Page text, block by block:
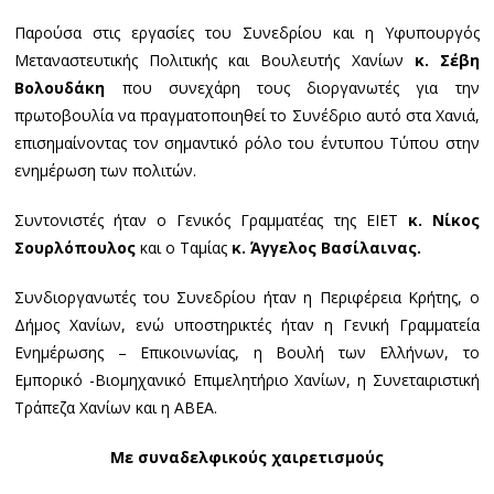
Παρούσα στις εργασίες του Συνεδρίου και η Υφυπουργός
Μεταναστευτικής Πολιτικής και Βουλευτής Χανίων κ. Σέβη
Βολουδάκη που συνεχάρη τους διοργανωτές για την
πρωτοβουλία να πραγματοποιηθεί το Συνέδριο αυτό στα Χανιά,
επισημαίνοντας τον σημαντικό ρόλο του έντυπου Τύπου στην
ενημέρωση των πολιτών.
Συντονιστές ήταν ο Γενικός Γραμματέας της ΕΙΕΤ κ. Νίκος
Σουρλόπουλος και ο Ταμίας κ. Άγγελος Βασίλαινας.
Συνδιοργανωτές του Συνεδρίου ήταν η Περιφέρεια Κρήτης, ο
Δήμος Χανίων, ενώ υποστηρικτές ήταν η Γενική Γραμματεία
Ενημέρωσης – Επικοινωνίας, η Βουλή των Ελλήνων, το
Εμπορικό -Βιομηχανικό Επιμελητήριο Χανίων, η Συνεταιριστική
Τράπεζα Χανίων και η ΑΒΕΑ.
Με συναδελφικούς χαιρετισμούς